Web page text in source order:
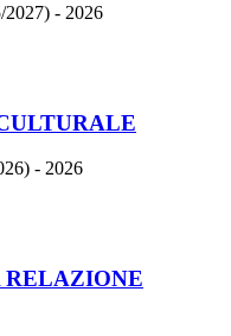
2027) - 2026
- 2026
RELAZIONE